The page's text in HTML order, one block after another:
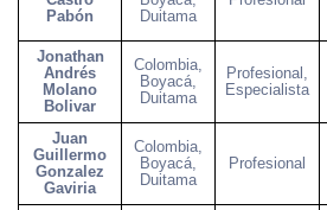
Pabón
Duitama
Jonathan
Andrés
Molano
Bolivar
Colombia,
Boyacá,
Duitama
Profesional,
Especialista
Juan
Guillermo
Gonzalez
Gaviria
Colombia,
Boyacá,
Duitama
Profesional